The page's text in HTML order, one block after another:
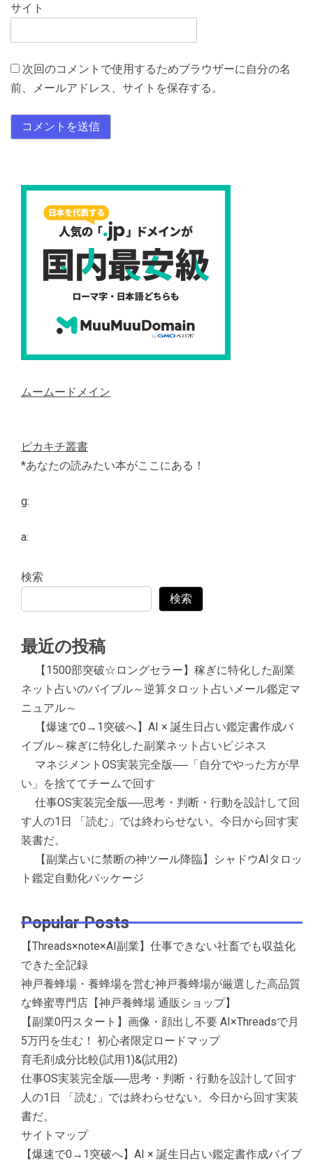
サイト
次回のコメントで使用するためブラウザーに自分の名
前、メールアドレス、サイトを保存する。
ムームードメイン
ピカキチ叢書
*あなたの読みたい本がここにある！
g:
a:
検索
検索
最近の投稿
【1500部突破☆ロングセラー】稼ぎに特化した副業
ネット占いのバイブル～逆算タロット占いメール鑑定マ
ニュアル～
【爆速で0→1突破へ】AI × 誕生日占い鑑定書作成バ
イブル～稼ぎに特化した副業ネット占いビジネス
マネジメントOS実装完全版──「自分でやった方が早
い」を捨ててチームで回す
仕事OS実装完全版──思考・判断・行動を設計して回
す人の1日 「読む」では終わらせない。今日から回す実
装書だ。
【副業占いに禁断の神ツール降臨】シャドウAIタロッ
ト鑑定自動化パッケージ
Popular Posts
【Threads×note×AI副業】仕事できない社畜でも収益化
できた全記録
神戸養蜂場・養蜂場を営む神戸養蜂場が厳選した高品質
な蜂蜜専門店【神戸養蜂場 通販ショップ】
【副業0円スタート】画像・顔出し不要 AI×Threadsで月
5万円を生む！ 初心者限定ロードマップ
育毛剤成分比較(試用1)&(試用2)
仕事OS実装完全版──思考・判断・行動を設計して回す
人の1日 「読む」では終わらせない。今日から回す実装
書だ。
サイトマップ
【爆速で0→1突破へ】AI × 誕生日占い鑑定書作成バイブ